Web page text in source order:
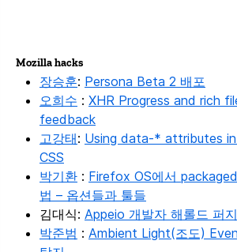
Mozilla hacks
장승훈: Persona Beta 2 배포
오희수 : XHR Progress and rich
feedback
고강태: Using data-* attributes
CSS
박기환 : Firefox OS에서
법 – 옵션들과 툴들
김대식: Appeio 개발자 해롤드 퍼
박준범 : Ambient Light(조도)